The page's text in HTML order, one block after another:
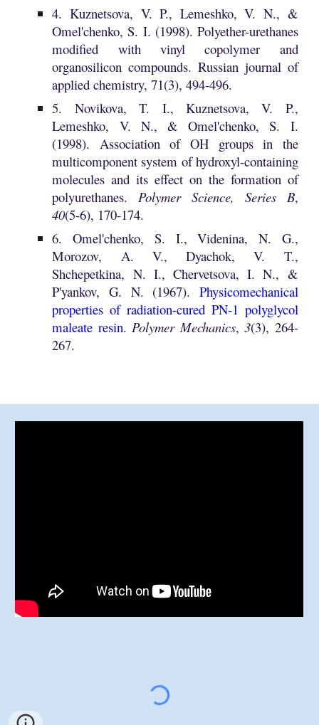
4. Kuznetsova, V. P., Lemeshko, V. N., &
Omel'chenko, S. I. (1998). Polyether-urethanes
modified with vinyl copolymer and
organosilicon compounds. Russian journal of
applied chemistry, 71(3), 494-496.
5. Novikova, T. I., Kuznetsova, V. P.,
Lemeshko, V. N., & Omel'chenko, S. I.
(1998). Association of OH groups in the
multicomponent system of hydroxyl-containing
molecules and its effect on the formation of
polyurethanes.Polymer Science, Series B,
40(5-6), 170-174.
6.Omel'chenko, S. I., Videnina, N. G.,
Morozov, A. V., Dyachok, V. T.,
Shchepetkina, N. I., Chervetsova, I. N., &
P'yankov, G. N. (1967). Physicomechanical
properties of radiation-cured PN-1 polyglycol
maleate resin.Polymer Mechanics,3(3), 264-
267.